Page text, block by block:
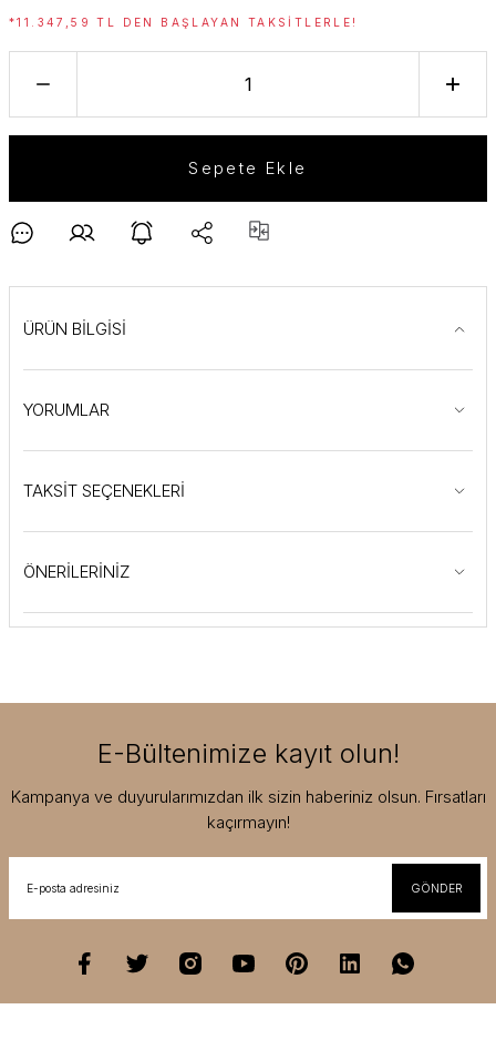
*11.347,59 TL DEN BAŞLAYAN TAKSITLERLE!
Sepete Ekle
ÜRÜN BİLGİSİ
YORUMLAR
TAKSİT SEÇENEKLERİ
ÖNERİLERİNİZ
E-Bültenimize kayıt olun!
Kampanya ve duyurularımızdan ilk sizin haberiniz olsun. Fırsatları
kaçırmayın!
GÖNDER